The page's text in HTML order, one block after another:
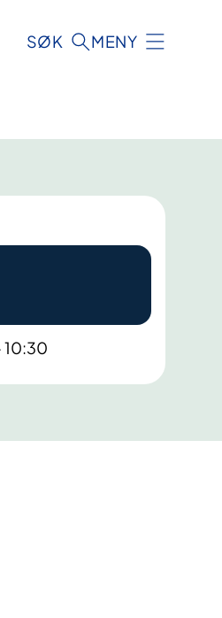
SØK MENY
10:30